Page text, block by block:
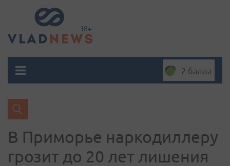
2 балла
В Приморье наркодиллеру
грозит до 20 лет лишения